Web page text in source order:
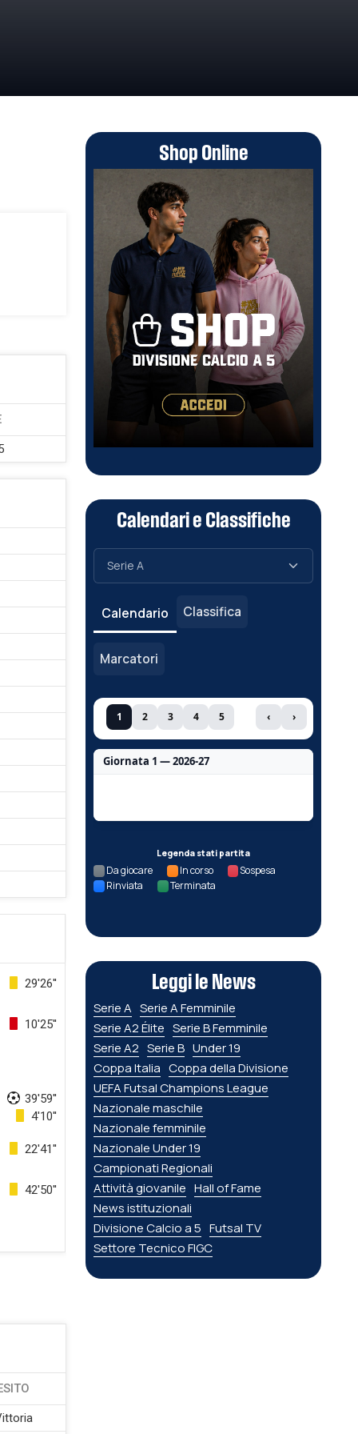
29'26''
10'25''
39'59''
4'10''
22'41''
42'50''
Shop Online
Calendari e Classifiche
Calendario Classifica
Marcatori
1 2 3 4 5 ‹ ›
Giornata 1 — 2026-27
Legenda stati partita
Da giocare In corso
Sospesa
Rinviata
Terminata
Leggi le News
Serie A Serie A Femminile
Serie A2 Élite Serie B Femminile
Serie A2 Serie B Under 19
Coppa Italia Coppa della Divisione
UEFA Futsal Champions League
Nazionale maschile
Nazionale femminile
Nazionale Under 19
Campionati Regionali
Attività giovanile Hall of Fame
News istituzionali
Divisione Calcio a 5 Futsal TV
Settore Tecnico FIGC